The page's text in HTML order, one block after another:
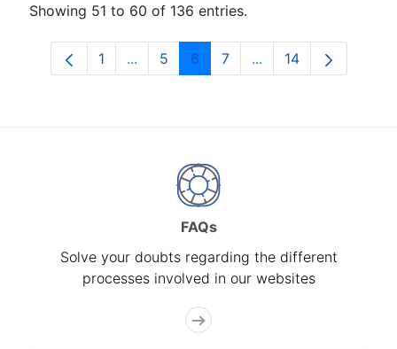
Showing 51 to 60 of 136 entries.
Page
1 ...Intermediate Pages Use TAB to
Page
5 Page
6 Page
7 ...Intermediate Pages
Page
14
FAQs
Solve your doubts regarding the different
processes involved in our websites